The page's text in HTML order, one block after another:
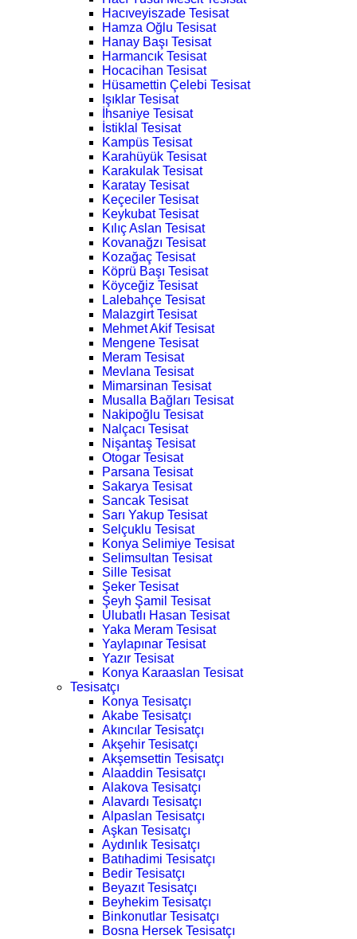
Hacıveyiszade Tesisat
Hamza Oğlu Tesisat
Hanay Başı Tesisat
Harmancık Tesisat
Hocacihan Tesisat
Hüsamettin Çelebi Tesisat
Işıklar Tesisat
İhsaniye Tesisat
İstiklal Tesisat
Kampüs Tesisat
Karahüyük Tesisat
Karakulak Tesisat
Karatay Tesisat
Keçeciler Tesisat
Keykubat Tesisat
Kılıç Aslan Tesisat
Kovanağzı Tesisat
Kozağaç Tesisat
Köprü Başı Tesisat
Köyceğiz Tesisat
Lalebahçe Tesisat
Malazgirt Tesisat
Mehmet Akif Tesisat
Mengene Tesisat
Meram Tesisat
Mevlana Tesisat
Mimarsinan Tesisat
Musalla Bağları Tesisat
Nakipoğlu Tesisat
Nalçacı Tesisat
Nişantaş Tesisat
Otogar Tesisat
Parsana Tesisat
Sakarya Tesisat
Sancak Tesisat
Sarı Yakup Tesisat
Selçuklu Tesisat
Konya Selimiye Tesisat
Selimsultan Tesisat
Sille Tesisat
Şeker Tesisat
Şeyh Şamil Tesisat
Ulubatlı Hasan Tesisat
Yaka Meram Tesisat
Yaylapınar Tesisat
Yazır Tesisat
Konya Karaaslan Tesisat
Tesisatçı
Konya Tesisatçı
Akabe Tesisatçı
Akıncılar Tesisatçı
Akşehir Tesisatçı
Akşemsettin Tesisatçı
Alaaddin Tesisatçı
Alakova Tesisatçı
Alavardı Tesisatçı
Alpaslan Tesisatçı
Aşkan Tesisatçı
Aydınlık Tesisatçı
Batıhadimi Tesisatçı
Bedir Tesisatçı
Beyazıt Tesisatçı
Beyhekim Tesisatçı
Binkonutlar Tesisatçı
Bosna Hersek Tesisatçı